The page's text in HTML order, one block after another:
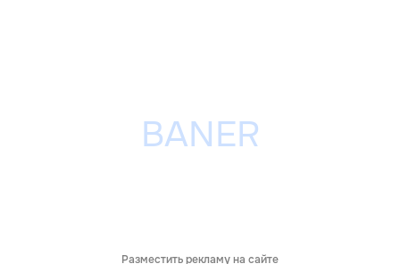
Разместить рекламу на сайте